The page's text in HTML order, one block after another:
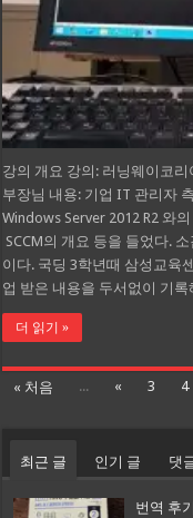
강의 개요 강의: 러닝웨이코
부장님 내용: 기업 IT 관리자
Windows Server 2012 R2 와
SCCM의 개요 등을 들었다.
이다. 국딩 3학년때 삼성교육
업 받은 내용을 두서없이 기
더 읽기 »
« 처음 ... « 3 4
최근 글 인기 글 댓
번역 후